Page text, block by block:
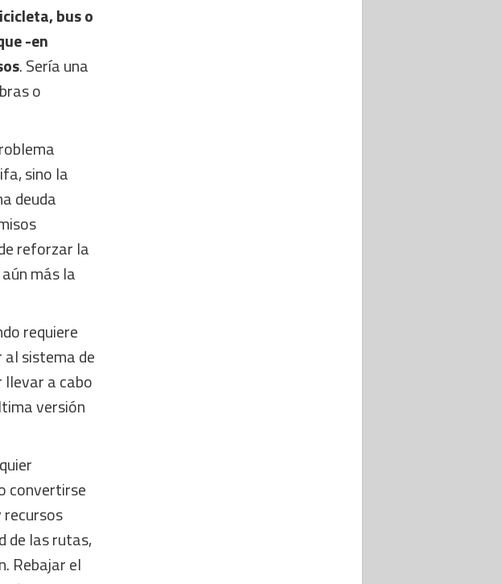
bus o
-en
. Sería una
o
sino la
deuda
reforzar la
más la
requiere
sistema de
a cabo
versión
convertirse
recursos
de las rutas,
Rebajar el